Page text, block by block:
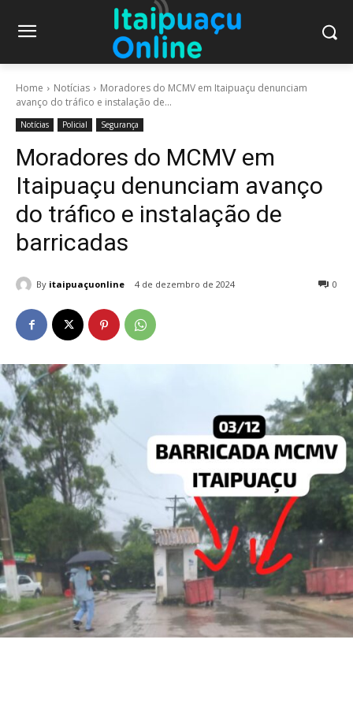
Home Notícias
Moradores do MCMV em Itaipuaçu denunciam
avanço do tráfico e instalação de...
Notícias Policial Segurança
Moradores do MCMV em
Itaipuaçu denunciam avanço
do tráfico e instalação de
barricadas
By itaipuaçuonline 4 de dezembro de 2024 0